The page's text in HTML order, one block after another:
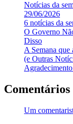
Notícias da
29/06/2026
6 notícias da
O Governo
Disso
A Semana que
(e Outras
Comentários
Um